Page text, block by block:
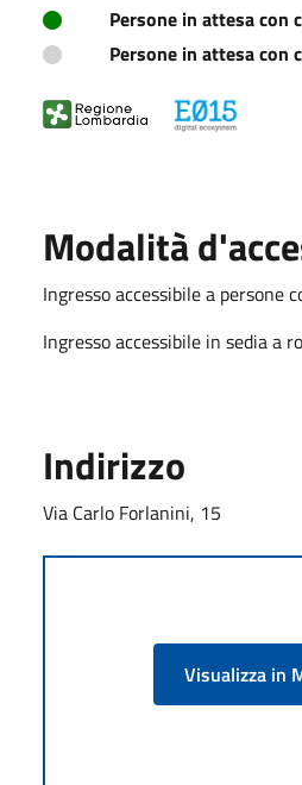
Persone in attesa con
Persone in attesa con
Modalità
Ingresso accessibile a persone
Ingresso accessibile in sedia a
Indirizzo
Via Carlo Forlanini, 15
Visualizza in